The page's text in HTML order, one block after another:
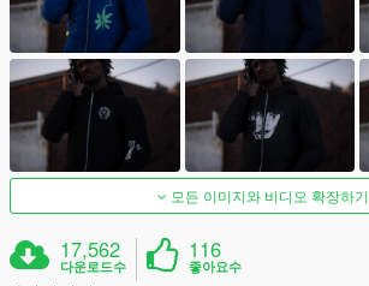
모든 이미지와 비디오 확장하기
17,562
다운로드수
116
좋아요수